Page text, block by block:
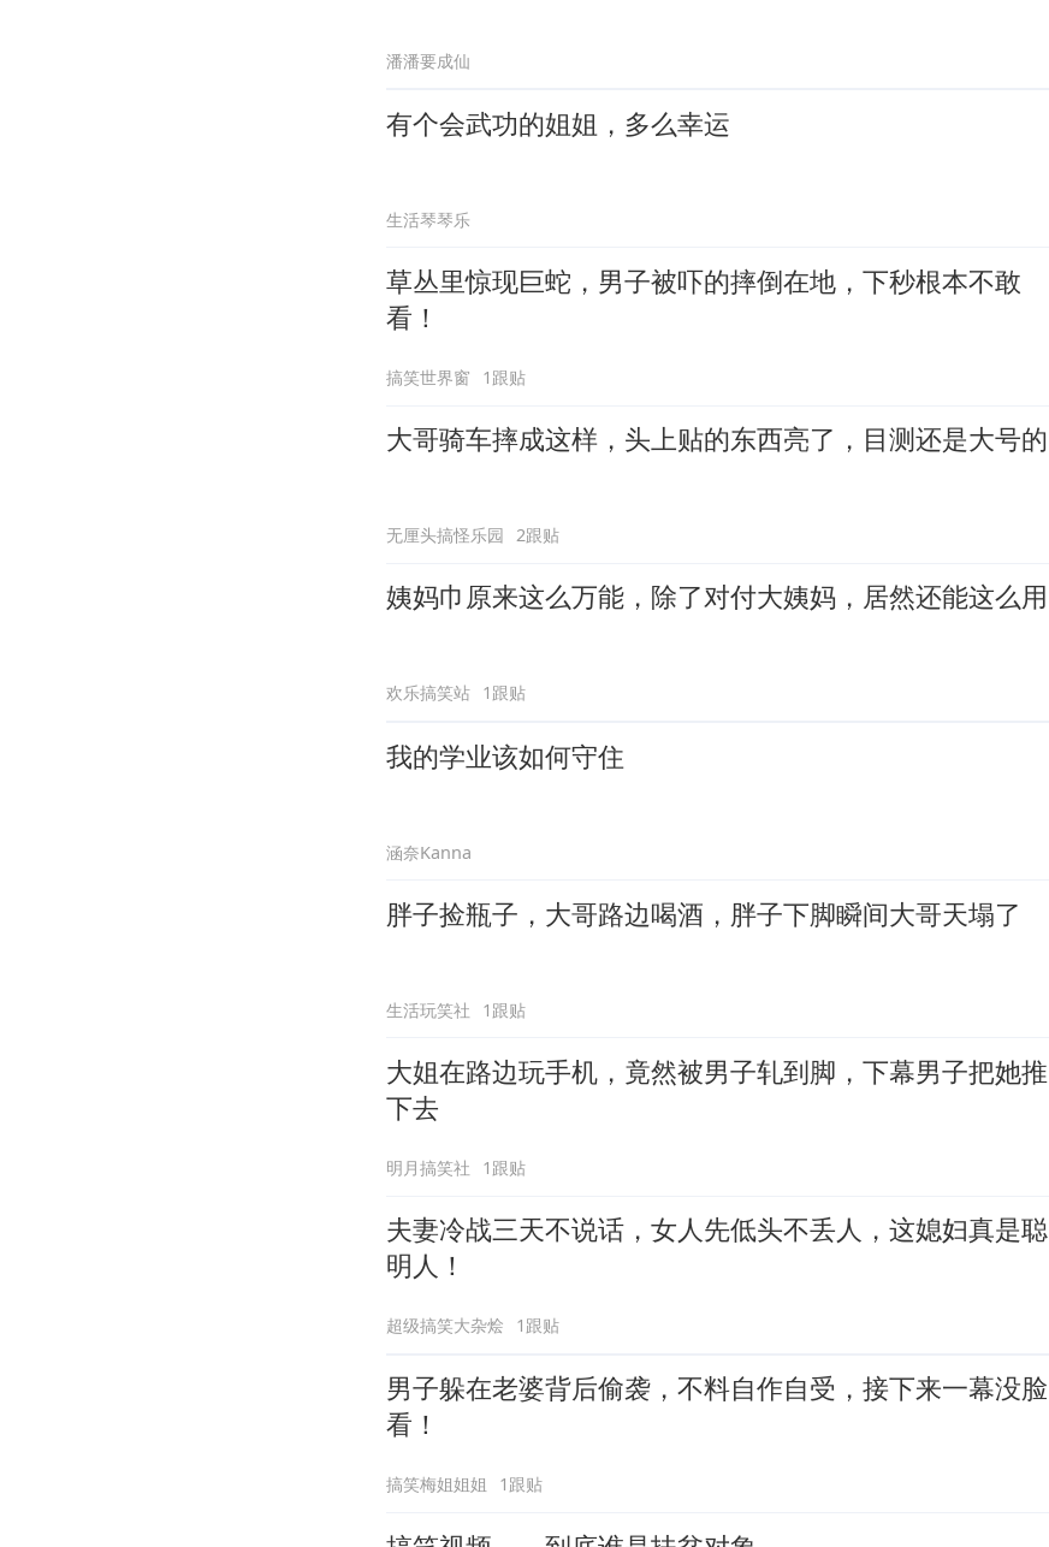
潘潘要成仙
有个会武功的姐姐，多么幸运
生活琴琴乐
草丛里惊现巨蛇，男子被吓的摔倒在地，下秒根本不敢
看！
搞笑世界窗 1跟贴
大哥骑车摔成这样，头上贴的东西亮了，目测还是大号的
无厘头搞怪乐园 2跟贴
姨妈巾原来这么万能，除了对付大姨妈，居然还能这么用
欢乐搞笑站 1跟贴
我的学业该如何守住
涵奈Kanna
胖子捡瓶子，大哥路边喝酒，胖子下脚瞬间大哥天塌了
生活玩笑社 1跟贴
大姐在路边玩手机，竟然被男子轧到脚，下幕男子把她推
下去
明月搞笑社 1跟贴
夫妻冷战三天不说话，女人先低头不丢人，这媳妇真是聪
明人！
超级搞笑大杂烩 1跟贴
男子躲在老婆背后偷袭，不料自作自受，接下来一幕没脸
看！
搞笑梅姐姐姐 1跟贴